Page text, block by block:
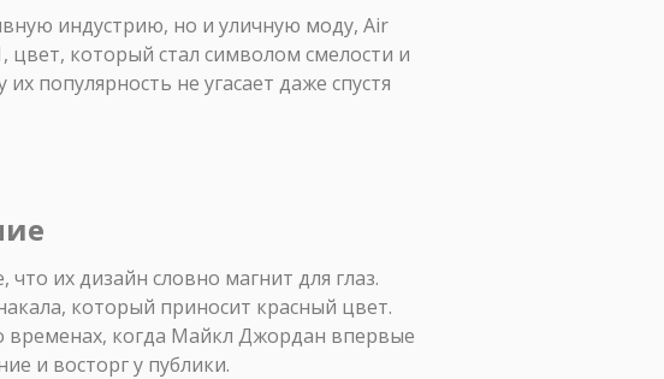
индустрию, но и уличную моду, Air
цвет, который стал символом смелости и
популярность не угасает даже спустя
их дизайн словно магнит для глаз.
который приносит красный цвет.
временах, когда Майкл Джордан впервые
и восторг у публики.